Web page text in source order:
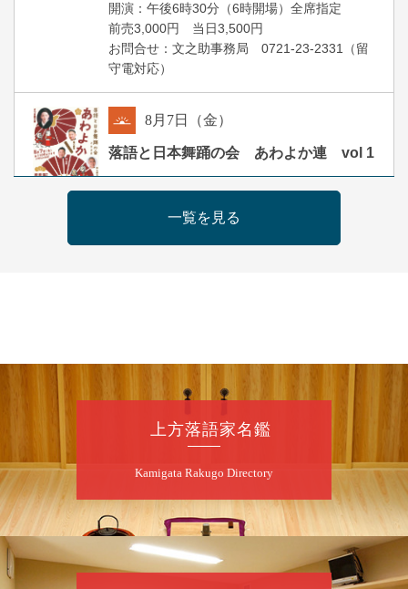
開演：午後6時30分（6時開場）全席指定
前売3,000円 当日3,500円
お問合せ：文之助事務局 0721-23-2331（留
守電対応）
8月 7日（金）
落語と日本舞踊の会 あわよか連 vol 1
開演：午前10時（9時30分開場）
前売2,500円 当日3,000円
桂二豆／露の瑞／桂きん太郎／いわみせいじ
（似顔絵）／笑福亭笑利／桂文太～仲入～露
の眞／笑福亭仁福／幸助福助（漫才）／桂春
★菟道亭 配信あり
8月7日（金）
噺家が落語と芝居をしてみる会
一覧を見る
上方落語家名鑑
Kamigata Rakugo Directory